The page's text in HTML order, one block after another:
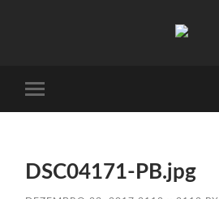
mobile
DSC04171-PB.jpg